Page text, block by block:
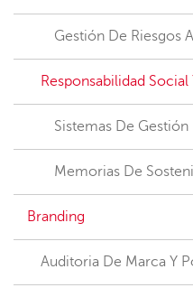
Gestión De Riesgos
Responsabilidad Social
Sistemas De Gestión
Memorias De
Branding
Auditoria De Marca Y